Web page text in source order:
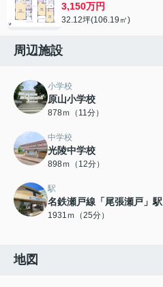
3,150万円
32.12坪(106.19㎡)
周辺施設
小学校
原山小学校
878ｍ（11分）
中学校
光陵中学校
898ｍ（12分）
駅
名鉄瀬戸線「尾張瀬戸」駅
1931ｍ（25分）
地図